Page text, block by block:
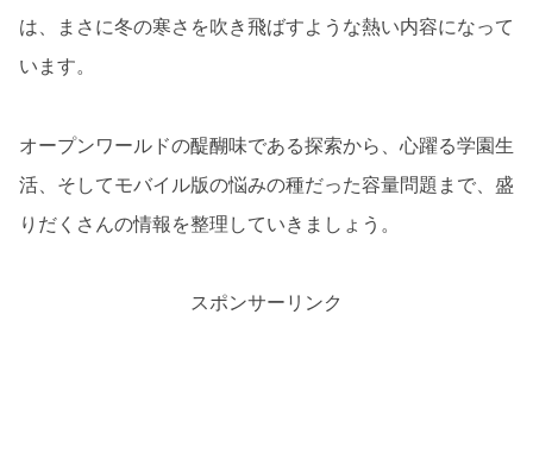
は、まさに冬の寒さを吹き飛ばすような熱い内容になって
います。
オープンワールドの醍醐味である探索から、心躍る学園生
活、そしてモバイル版の悩みの種だった容量問題まで、盛
りだくさんの情報を整理していきましょう。
スポンサーリンク